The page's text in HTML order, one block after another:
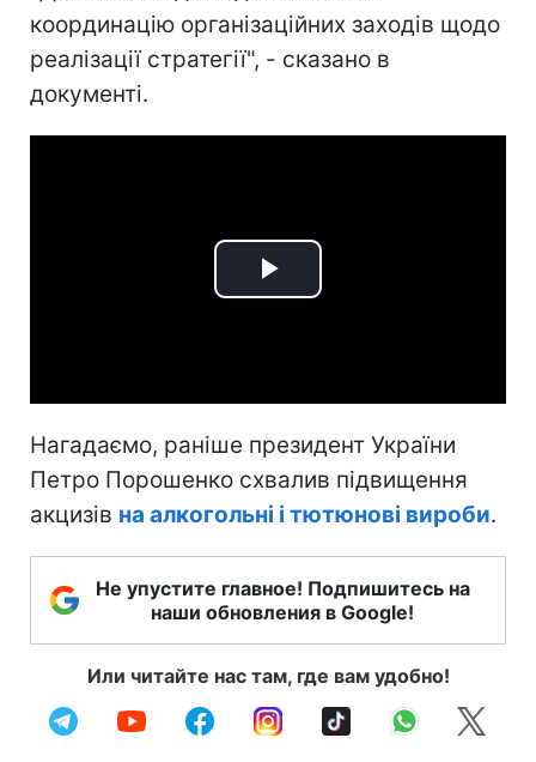
координацію організаційних заходів щодо
реалізації стратегії", - сказано в
документі.
Play
Нагадаємо, раніше президент України
Петро Порошенко схвалив підвищення
акцизів на алкогольні і тютюнові вироби.
Не упустите главное! Подпишитесь на
наши обновления в Google!
Или читайте нас там, где вам удобно!